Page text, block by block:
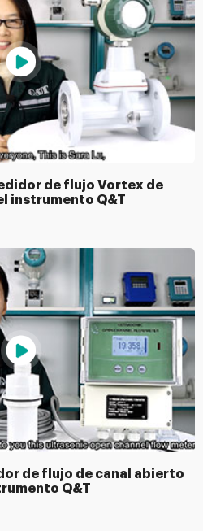
de flujo Vortex de
instrumento Q&T
de flujo de canal abierto
Q&T